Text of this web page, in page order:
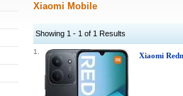
Xiaomi Mobile
Showing 1 - 1 of 1 Results
1. Xiaomi